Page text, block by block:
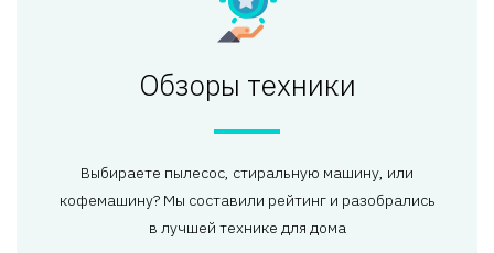
Обзоры техники
Выбираете пылесос, стиральную машину, или
кофемашину? Мы составили рейтинг и разобрались
в лучшей технике для дома